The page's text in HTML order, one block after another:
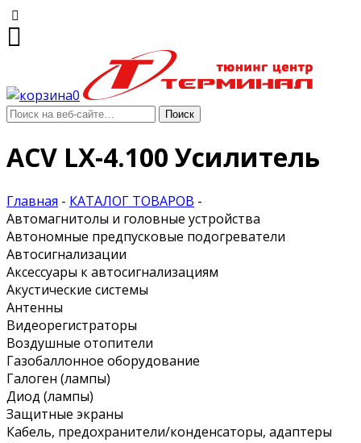
0
ACV LX-4.100 Усилитель
Главная - КАТАЛОГ ТОВАРОВ -
Автомагнитолы и головные устройства
Автономные предпусковые подогреватели
Автосигнализации
Аксессуары к автосигнализациям
Акустические системы
Антенны
Видеорегистраторы
Воздушные отопители
Газобаллонное оборудование
Галоген (лампы)
Диод (лампы)
Защитные экраны
Кабель, предохранители/конденсаторы, адаптеры